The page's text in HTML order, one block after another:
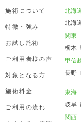
施術について
特徴・強み
お試し施術
ご利用者様の声
対象となる方
施術料金
ご利用の流れ
北海
北海
関東
栃木
甲信
長野
東海
岐阜
関西